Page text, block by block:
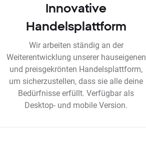
Innovative
Handelsplattform
Wir arbeiten ständig an der
Weiterentwicklung unserer hauseigenen
und preisgekrönten Handelsplattform,
um sicherzustellen, dass sie alle deine
Bedürfnisse erfüllt. Verfügbar als
Desktop- und mobile Version.